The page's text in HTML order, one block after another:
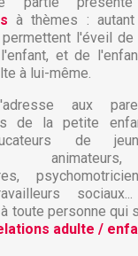
liste d'envies
à thèmes :
l'éveil de
et de
à lui-même.
aux
de la petite
de
toute personne qui
adulte /